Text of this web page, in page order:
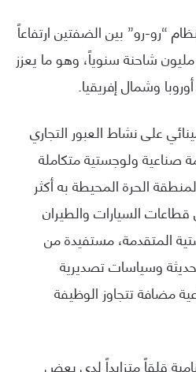
“رو-رو” بين الضفتين ارتفاعاً
شاحنة سنوياً، وهو ما يعزز
وشمال إفريقيا.
على نشاط العبور التجاري
ولوجستية متكاملة
الحرة المحيطة به أكثر
في قطاعات السيارات والطيران
المتقدمة، مستفيدة من
وسياسات تصديرية
مضافة تتجاوز الوظيفة
قلقاً متزايداً لدى بعض